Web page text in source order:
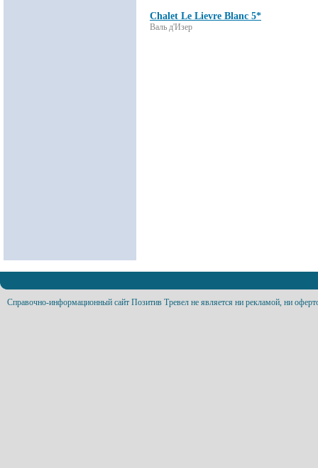
Chalet Le Lievre Blanc 5*
Валь д'Изер
Справочно-информационный сайт Позитив Тревел не является ни рекламой, ни